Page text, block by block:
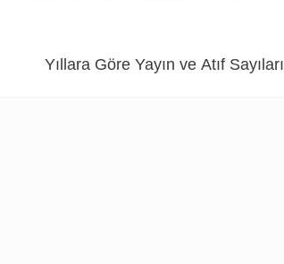
Yıllara Göre Yayın ve Atıf Sayıları